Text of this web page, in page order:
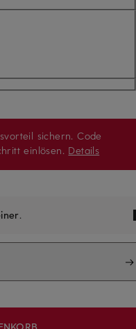
sichern. Code
einlösen. Details
.